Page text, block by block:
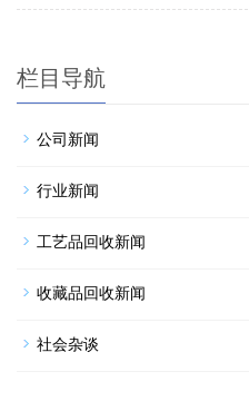
栏目导航
公司新闻
行业新闻
工艺品回收新闻
收藏品回收新闻
社会杂谈